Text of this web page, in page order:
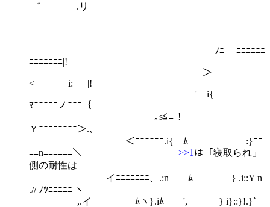
|゛ .リ
ﾉﾆ ＿ﾆﾆﾆﾆﾆﾆ
ﾆﾆﾆﾆﾆﾆﾆ|!
＞
<ﾆﾆﾆﾆﾆﾆﾆi:ﾆﾆﾆ|!
' i{
ﾏﾆﾆﾆﾆﾆノﾆﾆﾆ｛
｡s≦ﾆ |!
Ｙﾆﾆﾆﾆﾆﾆﾆﾆ＞.、
＜ﾆﾆﾆﾆﾆﾆ.i{ ﾑ :}ﾆﾆ
ﾆﾆnﾆﾆﾆﾆﾆﾆ＼ >>1 は「寝取られ」
側の耐性は
イﾆﾆﾆﾆﾆﾆﾆ、.:n ﾑ } .i::Y n
.// ﾉﾂﾆﾆﾆﾆﾆ ヽ
,.イﾆﾆﾆﾆﾆﾆﾆﾆﾆﾑヽ}.iﾑ ', } i}::}!.}`